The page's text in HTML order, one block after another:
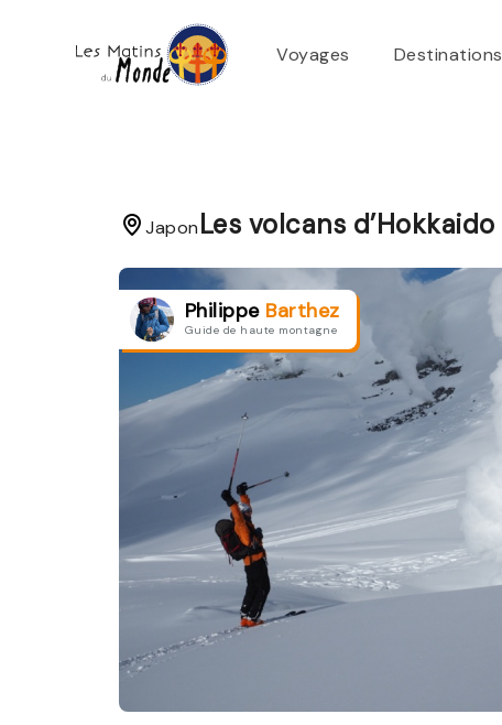
Voyages Destinations
JaponLes volcans d’Hokkaido
Philippe Barthez
Guide de haute montagne